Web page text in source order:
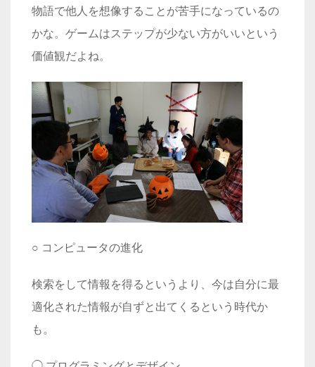
物語で他人を想像することが苦手になっているの
かな。ゲームはステップが少ない方がいいという
価値観だよね。
○ コンピュータの進化
検索をして情報を得るというより、今は自分に最
適化された情報が自ずと出てくるという時代か
も。